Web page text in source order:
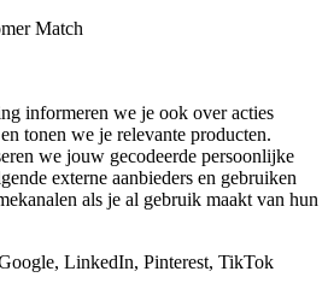
Match
informeren we je ook over acties
tonen we je relevante producten.
we jouw gecodeerde persoonlijke
externe aanbieders en gebruiken
als je al gebruik maakt van hun
LinkedIn, Pinterest, TikTok